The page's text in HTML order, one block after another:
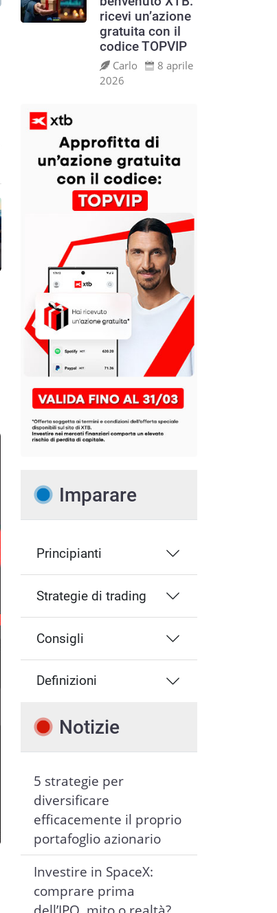
ricevi un’azione
gratuita con il
codice TOPVIP
Carlo
8 aprile
2026
Imparare
Principianti
Strategie di trading
Consigli
Definizioni
Notizie
5 strategie per
diversificare
efficacemente il proprio
portafoglio azionario
Investire in SpaceX:
comprare prima